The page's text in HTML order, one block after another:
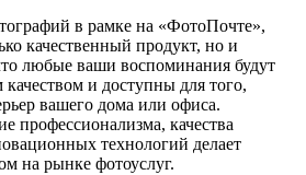
в рамке на «ФотоПочте»,
качественный продукт, но и
любые ваши воспоминания будут
и доступны для того,
вашего дома или офиса.
профессионализма, качества
технологий делает
на рынке фотоуслуг.